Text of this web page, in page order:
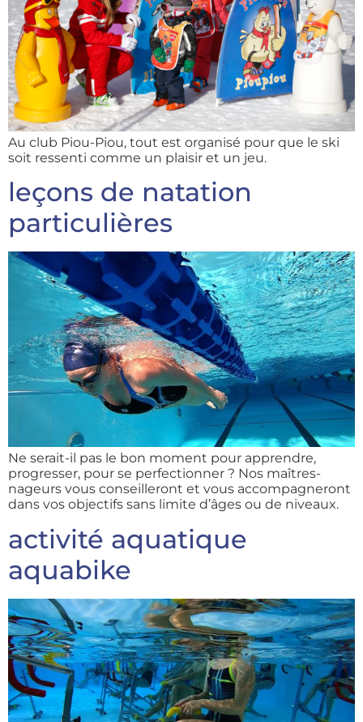
Au club Piou-Piou, tout est organisé pour que le ski
soit ressenti comme un plaisir et un jeu.
leçons de natation
particulières
Ne serait-il pas le bon moment pour apprendre,
progresser, pour se perfectionner ? Nos maîtres-
nageurs vous conseilleront et vous accompagneront
dans vos objectifs sans limite d’âges ou de niveaux.
activité aquatique
aquabike